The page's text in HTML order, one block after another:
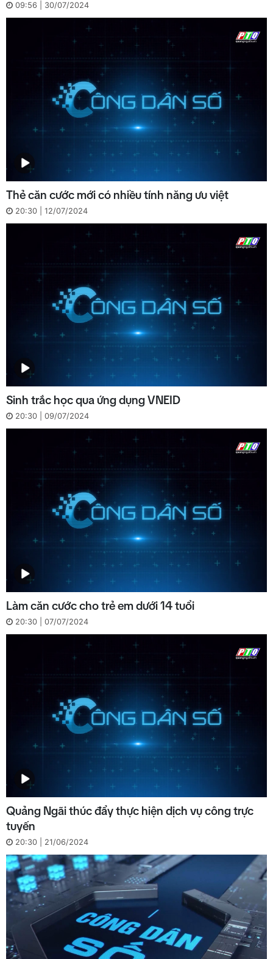
09:56 | 30/07/2024
Thẻ căn cước mới có nhiều tính năng ưu việt
20:30 | 12/07/2024
Sinh trắc học qua ứng dụng VNEID
20:30 | 09/07/2024
Làm căn cước cho trẻ em dưới 14 tuổi
20:30 | 07/07/2024
Quảng Ngãi thúc đẩy thực hiện dịch vụ công trực
tuyến
20:30 | 21/06/2024